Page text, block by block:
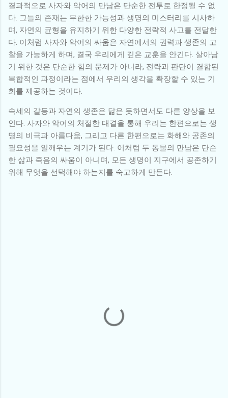
결과적으로 사자와 악어의 만남은 단순한 전투로 한정될 수 없
다. 그들의 존재는 무한한 가능성과 생명의 미스터리를 시사하
며, 자연의 균형을 유지하기 위한 다양한 전략적 사고를 전달한
다. 이처럼 사자와 악어의 싸움은 자연에서의 권력과 생존의 고
찰을 가능하게 하며, 결국 우리에게 깊은 교훈을 안긴다. 살아남
기 위한 것은 단순한 힘의 문제가 아니라, 전략과 판단이 결합된
복합적인 과정이라는 점에서 우리의 생각을 확장할 수 있는 기
회를 제공하는 것이다.
속세의 갈등과 자연의 생존은 닮은 듯하면서도 다른 양상을 보
인다. 사자와 악어의 처절한 대결을 통해 우리는 한편으로는 생
명의 비극과 아름다움, 그리고 다른 한편으로는 화해와 공존의
필요성을 일깨우는 계기가 된다. 이처럼 두 동물의 만남은 단순
한 삶과 죽음의 싸움이 아니며, 모든 생명이 지구에서 공존하기
위해 무엇을 선택해야 하는지를 숙고하게 만든다.